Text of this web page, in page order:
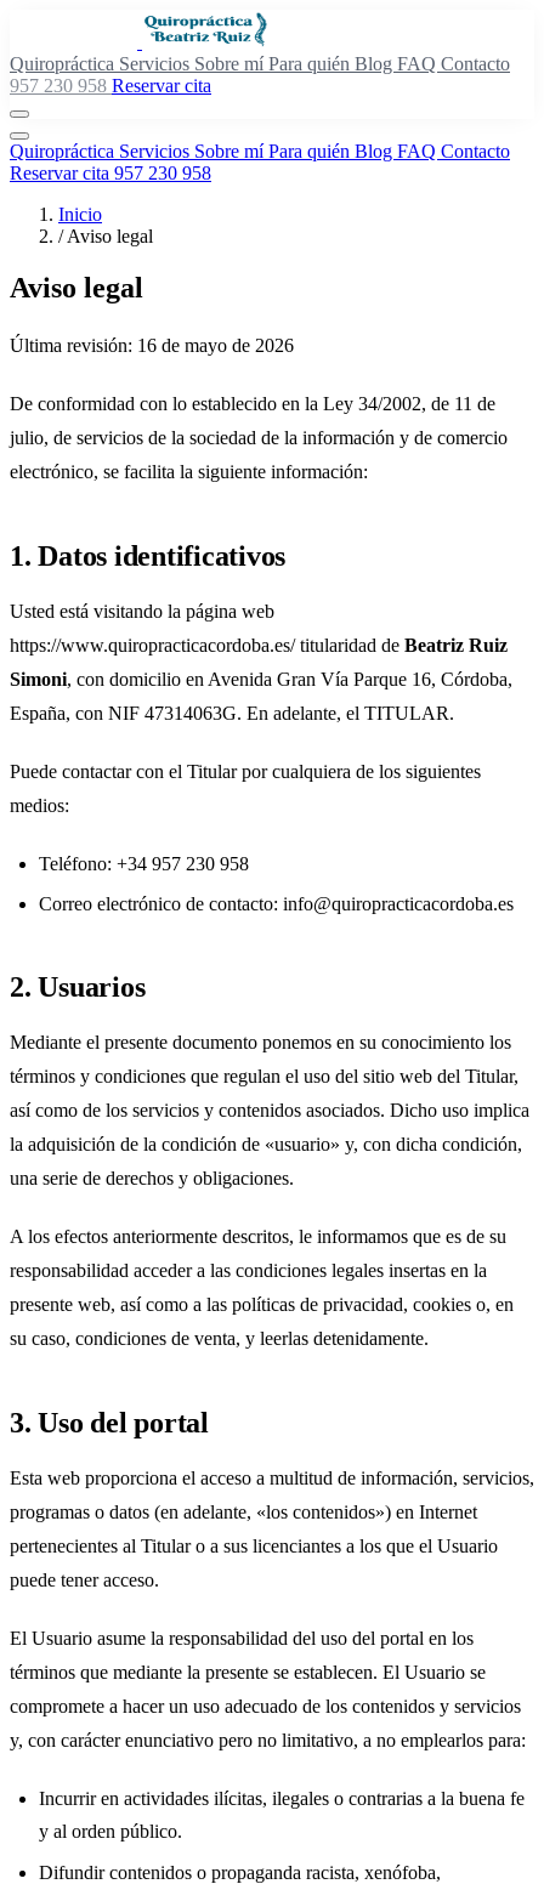
Quiropráctica Servicios Sobre míPara quién Blog FAQ Contacto
957 230 958 Reservar cita
Quiropráctica Servicios Sobre míPara quién Blog FAQ Contacto
Reservar cita 957 230 958
Inicio
/ Aviso legal
Aviso legal
Última revisión: 16 de mayo de 2026
De conformidad con lo establecido en la Ley 34/2002, de 11 de
julio, de servicios de la sociedad de la información y de comercio
electrónico, se facilita la siguiente información:
1. Datos identificativos
Usted está visitando la página web
https://www.quiropracticacordoba.es/titularidad de Beatriz Ruiz
Simoni, con domicilio en Avenida Gran Vía Parque 16, Córdoba,
España, con NIF 47314063G. En adelante, el TITULAR.
Puede contactar con el Titular por cualquiera de los siguientes
medios:
Teléfono: +34 957 230 958
Correo electrónico de contacto: info@quiropracticacordoba.es
2. Usuarios
Mediante el presente documento ponemos en su conocimiento los
términos y condiciones que regulan el uso del sitio web del Titular,
así como de los servicios y contenidos asociados. Dicho uso implica
la adquisición de la condición de «usuario» y, con dicha condición,
una serie de derechos y obligaciones.
A los efectos anteriormente descritos, le informamos que es de su
responsabilidad acceder a las condiciones legales insertas en la
presente web, así como a las políticas de privacidad, cookies o, en
su caso, condiciones de venta, y leerlas detenidamente.
3. Uso del portal
Esta web proporciona el acceso a multitud de información, servicios,
programas o datos (en adelante, «los contenidos») en Internet
pertenecientes al Titular o a sus licenciantes a los que el Usuario
puede tener acceso.
El Usuario asume la responsabilidad del uso del portal en los
términos que mediante la presente se establecen. El Usuario se
compromete a hacer un uso adecuado de los contenidos y servicios
y, con carácter enunciativo pero no limitativo, a no emplearlos para:
Incurrir en actividades ilícitas, ilegales o contrarias a la buena fe
y al orden público.
Difundir contenidos o propaganda racista, xenófoba,